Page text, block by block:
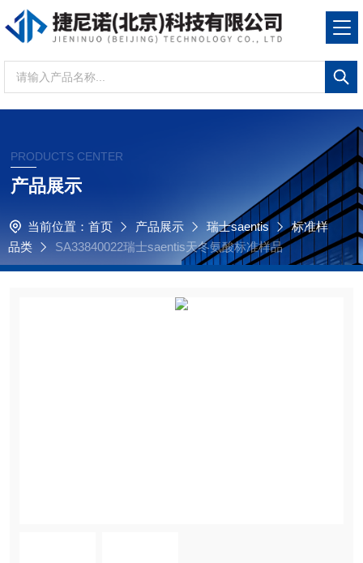
PRODUCTS CENTER
产品展示
当前位置： 首页 产品展示 瑞士saentis
标准样
品类
SA33840022瑞士saentis天冬氨酸标准样品